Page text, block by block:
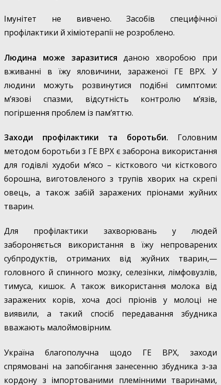
Імунітет не вивчено. Засобів специфічної
профілактики й хіміотерапії не розроблено.
Людина може заразитися даною хворобою при
вживанні в їжу яловичини, зараженої ГЕ ВРХ. У
людини можуть розвинутися подібні симптоми:
м’язові спазми, відсутність контролю м’язів,
погіршення проблем із пам’яттю.
Заходи профілактики та боротьби. Головним
методом боротьби з ГЕ ВРХ є заборона використання
для годівлі худоби м’ясо – кісткового чи кісткового
борошна, виготовленого з трупів хворих на скрепі
овець, а також забій заражених пріонами жуйних
тварин.
Для профілактики захворювань у людей
забороняється використання в їжу непроварених
субпродуктів, отриманих від жуйних тварин,—
головного й спинного мозку, селезінки, лімфовузлів,
тимуса, кишок. А також використання молока від
заражених корів, хоча досі пріонів у молоці не
виявили, а такий спосіб передавання збудника
вважають малоймовірним.
Україна благополучна щодо ГЕ ВРХ, заходи
спрямовані на запобігання занесенню збудника з-за
кордону з імпортованими племінними тваринами,